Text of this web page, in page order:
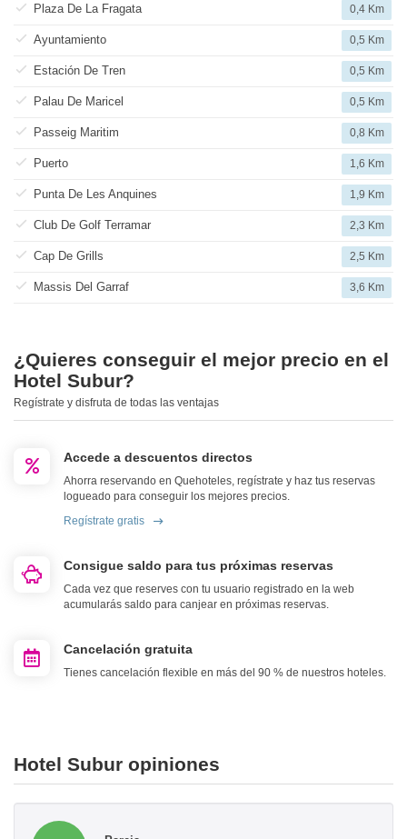
Plaza De La Fragata 0,4 Km
Ayuntamiento 0,5 Km
Estación De Tren 0,5 Km
Palau De Maricel 0,5 Km
Passeig Maritim 0,8 Km
Puerto 1,6 Km
Punta De Les Anquines 1,9 Km
Club De Golf Terramar 2,3 Km
Cap De Grills 2,5 Km
Massis Del Garraf 3,6 Km
¿Quieres conseguir el mejor precio en el
Hotel Subur?
Regístrate y disfruta de todas las ventajas
Accede a descuentos directos
Ahorra reservando en Quehoteles, regístrate y haz tus reservas
logueado para conseguir los mejores precios.
Regístrate gratis
Consigue saldo para tus próximas reservas
Cada vez que reserves con tu usuario registrado en la web
acumularás saldo para canjear en próximas reservas.
Cancelación gratuita
Tienes cancelación flexible en más del 90 % de nuestros hoteles.
Hotel Subur opiniones